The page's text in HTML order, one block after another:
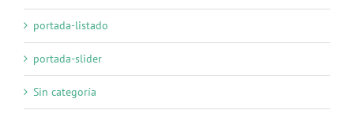
portada-listado
portada-slider
Sin categoría